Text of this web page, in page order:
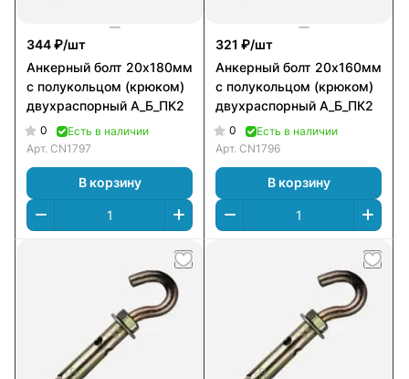
344 ₽/шт
Анкерный болт 20х180мм
с полукольцом (крюком)
двухраспорный А_Б_ПК2
0
Есть в наличии
Арт. CN1797
В корзину
321 ₽/шт
Анкерный болт 20х160мм
с полукольцом (крюком)
двухраспорный А_Б_ПК2
0
Есть в наличии
Арт. CN1796
В корзину